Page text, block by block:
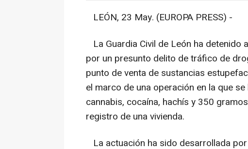
LEÓN, 23 May. (EUROPA PRESS) -
La Guardia Civil de León ha detenido
por un presunto delito de tráfico de
punto de venta de sustancias
el marco de una operación en la que
cannabis, cocaína, hachís y 350
registro de una vivienda.
La actuación ha sido desarrollada